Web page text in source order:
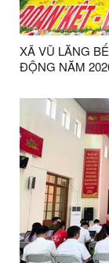
XÃ VŨ LĂNG
ĐỘNG NĂM